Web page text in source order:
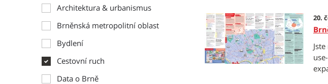
Architektura & urbanismus
Brněnská metropolitní oblast
Bydlení
Cestovní ruch
Data o Brně
20.